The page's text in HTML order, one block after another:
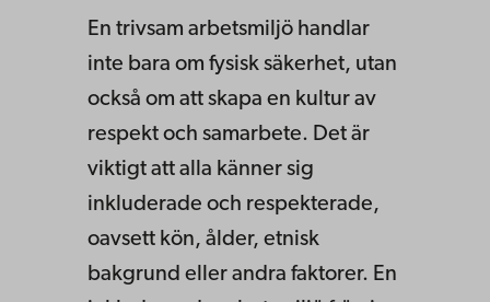
En trivsam arbetsmiljö handlar
inte bara om fysisk säkerhet, utan
också om att skapa en kultur av
respekt och samarbete. Det är
viktigt att alla känner sig
inkluderade och respekterade,
oavsett kön, ålder, etnisk
bakgrund eller andra faktorer. En